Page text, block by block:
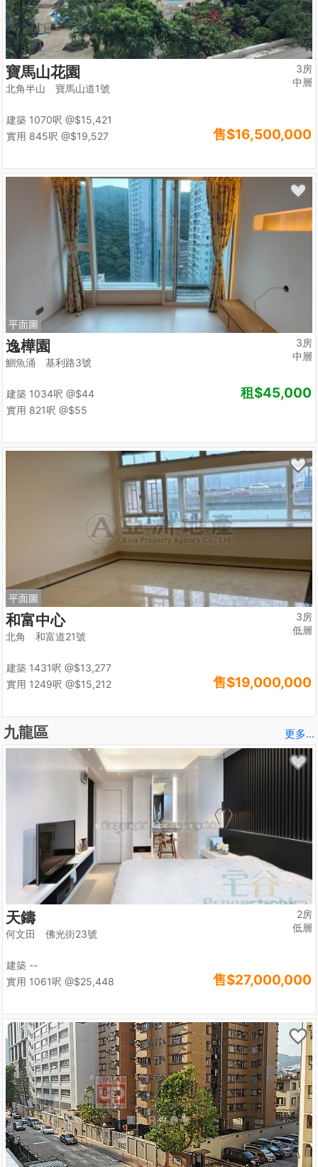
3房
中層
寶馬山花園
北角半山 寶馬山道1號
售$16,500,000
建築 1070呎 @$15,421
實用 845呎 @$19,527
平面圖
3房
中層
逸樺園
鰂魚涌 基利路3號
租$45,000
建築 1034呎 @$44
實用 821呎 @$55
平面圖
3房
低層
和富中心
北角 和富道21號
售$19,000,000
建築 1431呎 @$13,277
實用 1249呎 @$15,212
九龍區 更多...
2房
低層
天鑄
何文田 佛光街23號
售$27,000,000
建築 --
實用 1061呎 @$25,448